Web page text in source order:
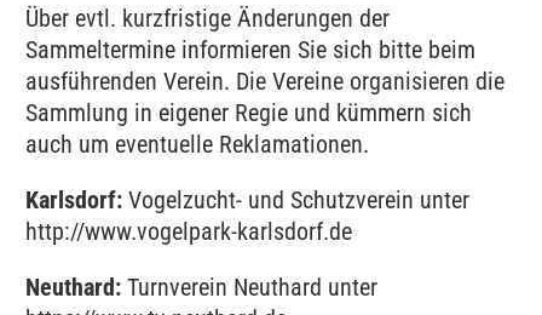
Über evtl. kurzfristige Änderungen der
Sammeltermine informieren Sie sich bitte beim
ausführenden Verein. Die Vereine organisieren die
Sammlung in eigener Regie und kümmern sich
auch um eventuelle Reklamationen.
Karlsdorf: Vogelzucht- und Schutzverein unter
http://www.vogelpark-karlsdorf.de
Neuthard: Turnverein Neuthard unter